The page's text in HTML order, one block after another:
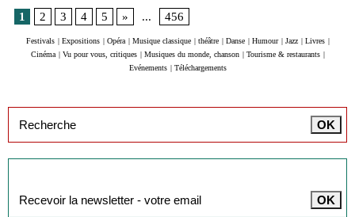
1
2 3 4 5 » ... 456
Festivals | Expositions | Opéra | Musique classique | théâtre | Danse | Humour | Jazz | Livres |
Cinéma | Vu pour vous, critiques | Musiques du monde, chanson | Tourisme & restaurants |
Evénements | Téléchargements